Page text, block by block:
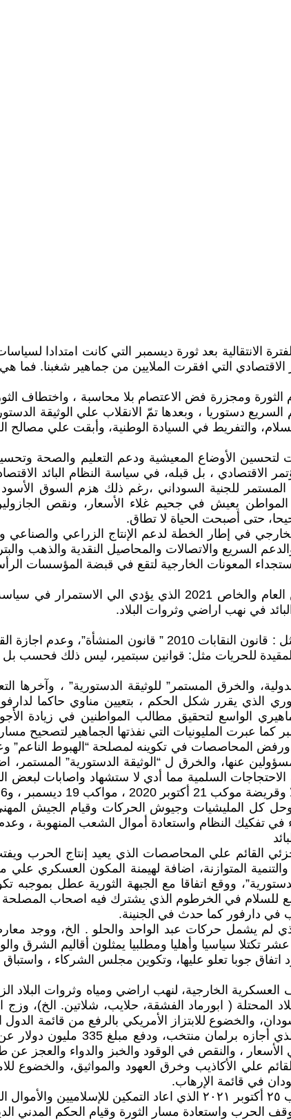
الانتقالية بعد ثورة ديسمبر التي كانت امتدادا
التي افقرت الملايين من جماهير شغبنا. فما
الثورة ومجزرة فض الاعتصام بلا محاسبة ، واختطاف
دستوريا ، وبعدها تمّ الانقلاب علي الوثيقة
للسلام، والتفريط في السيادة الوطنية، وأبقت علي
لتحسين الأوضاع المعيشية ودعم التعليم والصحة
الاقتصادي ، بل قبله، في سياسة النظام البائد
المستمر للجنية السوداني ،رغم ذلك هزم السوق
المواطن يعيش في جحيم غلاء الأسعار، ونقص
حتى أصبحت الحياة لا تطاق.
في إطار الخطة لدعم الإنتاج الزراعي
السريع والاتصالات والمحاصيل النقدية والذهب
المعونات الخارجية لتقع في قبضة المؤسسات
هذا اضافة لاجازة قانون الشراكة بين القطاعين العام
ابقت الحكومة علي القوانين المقيدة للحريات مثل :
حوي كل القوانين المقيدة للحريات مثل: قوانين سبتمير، ليس
والخرق المستمر” للوثيقة الدستورية” ،
الذي يقرر شكل الحكم ، بتعيين مناوي حاكما
الواسع لتحقيق مطالب المواطنين في زيادة
عبرت المليونيات التي نفذتها الجماهير لتصحيح مسار
المحاصصات في تكوينه لمصلحة “الهبوط الناعم”
عنها، والخرق ل “الوثيقة الدستورية”
الاحتجاجات السلمية مما أدي لا ستشهاد واصابات
2021 ، وأحداث الجنينة . الخ. .
كل المليشيات وجيوش الحركات وقيام الجيش
في تفكيك النظام واستعادة أموال الشعب المنهوبة ،
القائم علي المحاصصات الذي يعيد إنتاج الحرب
والتنمية المتوازنة، اضافة لهيمنة المكون
ووقع اتفاقا مع الجبهة الثورية عطل بموجبه
للسلام في الخرطوم الذي يشترك فيه اصحاب
في دارفور كما حدث في الجنينة.
تكتلا سياسيا وأهليا ومطلبيا يمثلون أقاليم الشرق
اتفاق جوبا تعلو عليها، وتكوين مجلس الشركاء ،
العسكرية الخارجية، لنهب اراضي ومياه وثروات البلاد
المحتلة ( ابورماد الفشقة، حلايب، شلاتين. الخ)،
والخضوع للابتزاز الأمريكي بالرفع من قائمة
القادمة، وإلغاء قانون
الأسعار ، والنقص في الوقود والخبز والدواء والعجز
علي الأكاذيب وخرق العهود والمواثيق،
في قائمة الإرهاب.
الحرب واستعادة مسار الثورة وقيام الحكم المدني